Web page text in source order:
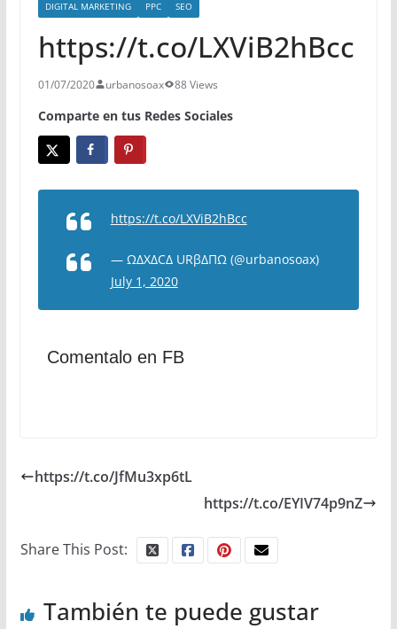
DIGITAL MARKETING PPC SEO
https://t.co/LXViB2hBcc
01/07/2020 urbanosoax 88 Views
Comparte en tus Redes Sociales
https://t.co/LXViB2hBcc
— ΩΔXΔCΔ URβΔΠΩ (@urbanosoax)
July 1, 2020
Comentalo en FB
https://t.co/JfMu3xp6tL
https://t.co/EYIV74p9nZ
Share This Post:
También te puede gustar